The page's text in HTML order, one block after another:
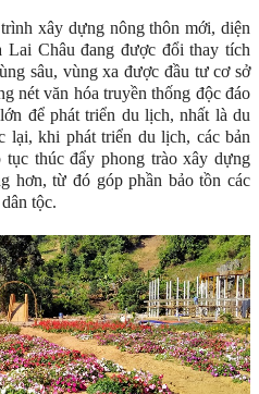
xây dựng nông thôn mới, diện
Lai Châu đang được đổi thay tích
sâu, vùng xa được đầu tư cơ sở
nét văn hóa truyền thống độc đáo
để phát triển du lịch, nhất là du
lại, khi phát triển du lịch, các bản
thúc đẩy phong trào xây dựng
hơn, từ đó góp phần bảo tồn các
tộc.